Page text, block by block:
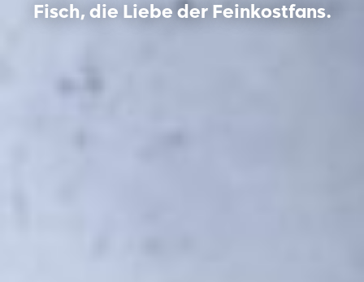
Fisch, die Liebe der Feinkostfans.